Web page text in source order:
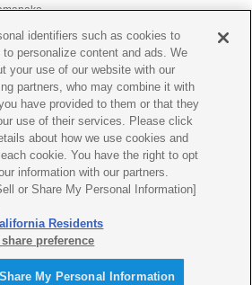
情報＠yamahamarinahamanako
プライバシーポリシー
古物営業法に基づく表示
Yamaha Marina Co., Ltd.
identifiers such as cookies to
personalize content and ads. We
your use of our website with our
partners, who may combine it with
have provided to them or that they
use of their services. Please click
about how we use cookies and
cookie. You have the right to opt
information with our partners.
or Share My Personal Information]
Residents
preference
My Personal Information